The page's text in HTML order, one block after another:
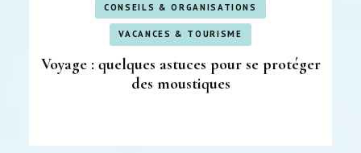
CONSEILS & ORGANISATIONS
VACANCES & TOURISME
Voyage : quelques astuces pour se protéger
des moustiques